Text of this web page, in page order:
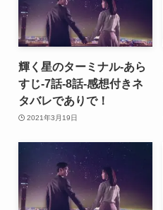
輝く星のターミナル-あら
すじ-7話-8話-感想付きネ
タバレでありで！
2021年3月19日